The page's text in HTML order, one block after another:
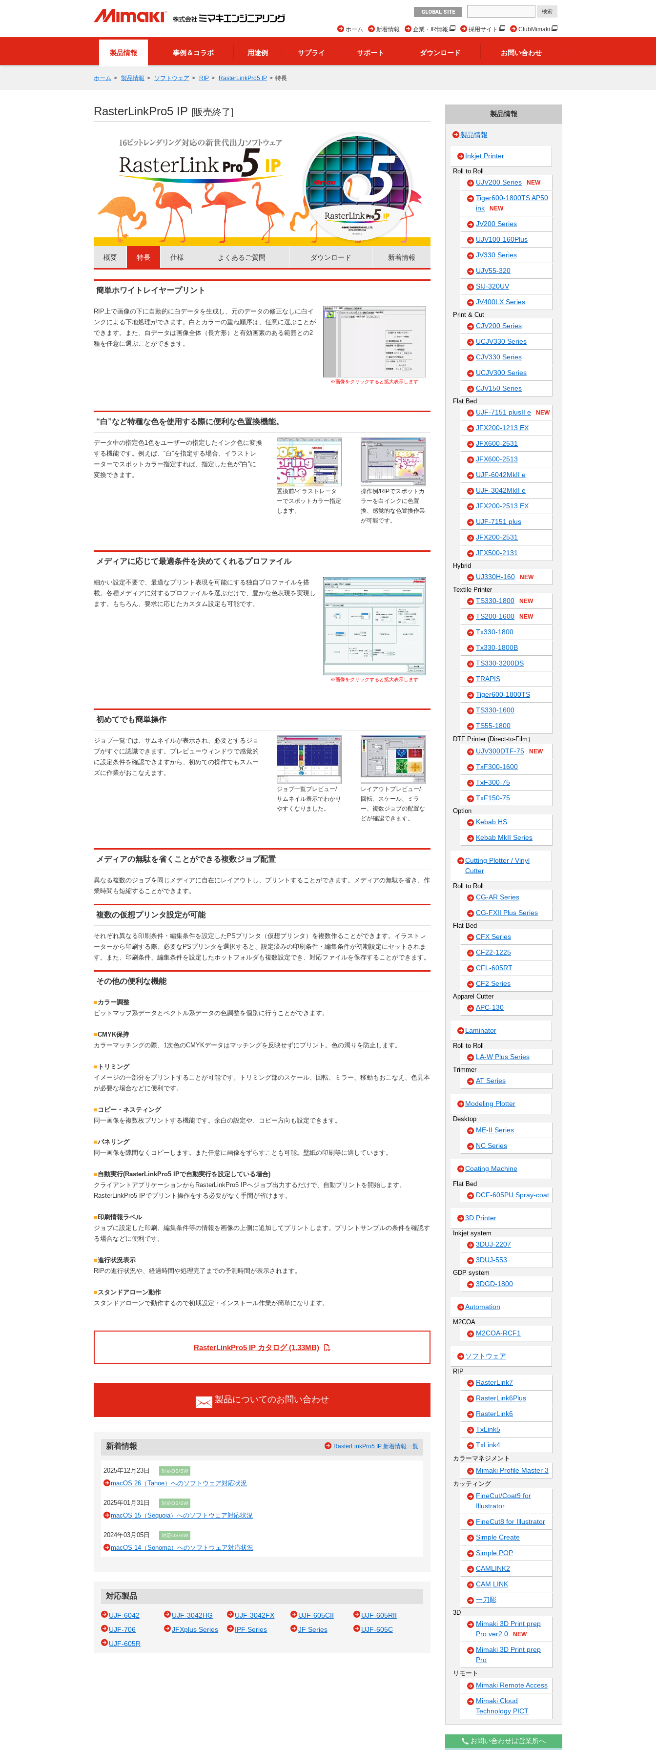
GLOBAL SITE
ClubMimaki
採用サイト
企業・IR情報
新着情報
ホーム
製品情報 事例＆コラボ 用途例 サプライ サポート ダウンロード お問い合わせ
ホーム 製品情報 ソフトウェア RIP RasterLinkPro5 IP 特長
RasterLinkPro5 IP [販売終了]
概要 特長 仕様 よくあるご質問 ダウンロード 新着情報
簡単ホワイトレイヤープリント
RIP上で画像の下に自動的に白データを生成し、元のデータの修正なしに白イ
ンクによる下地処理ができます。白とカラーの重ね順序は、任意に選ぶことが
できます。また、白データは画像全体（長方形）と有効画素のある範囲との2
種を任意に選ぶことができます。
※画像をクリックすると拡大表示します
“白”など特種な色を使用する際に便利な色置換機能。
データ中の指定色1色をユーザーの指定したインク色に変換
する機能です。例えば、“白”を指定する場合、イラストレ
ーターでスポットカラー指定すれば、指定した色が“白”に
変換できます。
置換前/イラストレータ
ーでスポットカラー指定
します。
操作例/RIPでスポットカ
ラーを白インクに色置
換、感覚的な色置換作業
が可能です。
メディアに応じて最適条件を決めてくれるプロファイル
細かい設定不要で、最適なプリント表現を可能にする独自プロファイルを搭
載。各種メディアに対するプロファイルを選ぶだけで、豊かな色表現を実現し
ます。もちろん、要求に応じたカスタム設定も可能です。
※画像をクリックすると拡大表示します
初めてでも簡単操作
ジョブ一覧では、サムネイルが表示され、必要とするジョ
ブがすぐに認識できます。プレビューウィンドウで感覚的
に設定条件を確認できますから、初めての操作でもスムー
ズに作業がおこなえます。
ジョブ一覧プレビュー/
サムネイル表示でわかり
やすくなりました。
レイアウトプレビュー/
回転、スケール、ミラ
ー、複数ジョブの配置な
どが確認できます。
メディアの無駄を省くことができる複数ジョブ配置
異なる複数のジョブを同じメディアに自在にレイアウトし、プリントすることができます。メディアの無駄を省き、作
業時間も短縮することができます。
複数の仮想プリンタ設定が可能
それぞれ異なる印刷条件・編集条件を設定したPSプリンタ（仮想プリンタ）を複数作ることができます。イラストレ
ーターから印刷する際、必要なPSプリンタを選択すると、設定済みの印刷条件・編集条件が初期設定にセットされま
す。また、印刷条件、編集条件を設定したホットフォルダも複数設定でき、対応ファイルを保存することができます。
その他の便利な機能
■カラー調整
ビットマップ系データとベクトル系データの色調整を個別に行うことができます。
■CMYK保持
カラーマッチングの際、1次色のCMYKデータはマッチングを反映せずにプリント。色の濁りを防止します。
■ トリミング
イメージの一部分をプリントすることが可能です。トリミング部のスケール、回転、ミラー、移動もおこなえ、色見本
が必要な場合などに便利です。
■ コピー・ネスティング
同一画像を複数枚プリントする機能です。余白の設定や、コピー方向も設定できます。
■パネリング
同一画像を隙間なくコピーします。また任意に画像をずらすことも可能。壁紙の印刷等に適しています。
■自動実行(RasterLinkPro5 IPで自動実行を設定している場合)
クライアントアプリケーションからRasterLinkPro5 IPへジョブ出力するだけで、自動プリントを開始します。
RasterLinkPro5 IPでプリント操作をする必要がなく手間が省けます。
■印刷情報ラベル
ジョブに設定した印刷、編集条件等の情報を画像の上側に追加してプリントします。プリントサンプルの条件を確認す
る場合などに便利です。
■進行状況表示
RIPの進行状況や、経過時間や処理完了までの予測時間が表示されます。
■ スタンドアローン動作
スタンドアローンで動作するので初期設定・インストール作業が簡単になります。
RasterLinkPro5 IP カタログ (1.33MB)
製品についてのお問い合わせ
新着情報 RasterLinkPro5 IP 新着情報一覧
2025年12月23日 対応OS/SW
macOS 26（Tahoe）へのソフトウェア対応状況
2025年01月31日 対応OS/SW
macOS 15（Sequoia）へのソフトウェア対応状況
2024年03月05日 対応OS/SW
macOS 14（Sonoma）へのソフトウェア対応状況
対応製品
UJF-6042 UJF-3042HG UJF-3042FX UJF-605CII
UJF-605RII
UJF-706
JFXplus Series IPF Series JF Series
UJF-605C
UJF-605R
製品情報
製品情報
Inkjet Printer
Roll to Roll
UJV200 Series NEW
Tiger600-1800TS AP50
ink
NEW
JV200 Series
UJV100-160Plus
JV330 Series
UJV55-320
SIJ-320UV
JV400LX Series
Print & Cut
CJV200 Series
UCJV330 Series
CJV330 Series
UCJV300 Series
CJV150 Series
Flat Bed
UJF-7151 plusII e NEW
JFX200-1213 EX
JFX600-2531
JFX600-2513
UJF-6042MkII e
UJF-3042MkII e
JFX200-2513 EX
UJF-7151 plus
JFX200-2531
JFX500-2131
Hybrid
UJ330H-160 NEW
Textile Printer
TS330-1800 NEW
TS200-1600 NEW
Tx330-1800
Tx330-1800B
TS330-3200DS
TRAPIS
Tiger600-1800TS
TS330-1600
TS55-1800
DTF Printer (Direct-to-Film）
UJV300DTF-75 NEW
TxF300-1600
TxF300-75
TxF150-75
Option
Kebab HS
Kebab MkII Series
Cutting Plotter / Vinyl
Cutter
Roll to Roll
CG-AR Series
CG-FXII Plus Series
Flat Bed
CFX Series
CF22-1225
CFL-605RT
CF2 Series
Apparel Cutter
APC-130
Laminator
Roll to Roll
LA-W Plus Series
Trimmer
AT Series
Modeling Plotter
Desktop
ME-II Series
NC Series
Coating Machine
Flat Bed
DCF-605PU Spray-coat
3D Printer
Inkjet system
3DUJ-2207
3DUJ-553
GDP system
3DGD-1800
Automation
M2COA
M2COA-RCF1
ソフトウェア
RIP
RasterLink7
RasterLink6Plus
RasterLink6
TxLink5
TxLink4
カラーマネジメント
Mimaki Profile Master 3
カッティング
FineCut/Coat9 for
Illustrator
FineCut8 for Illustrator
Simple Create
Simple POP
CAMLINK2
CAM LINK
一刀彫
3D
Mimaki 3D Print prep
Pro ver2.0
NEW
Mimaki 3D Print prep
Pro
リモート
Mimaki Remote Access
Mimaki Cloud
Technology PICT
お問い合わせは営業所へ